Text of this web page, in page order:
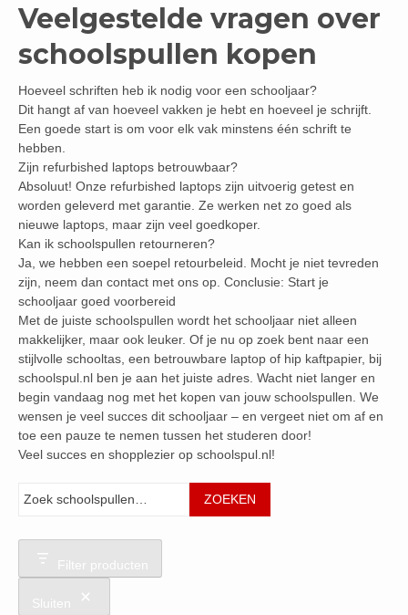
Veelgestelde vragen over
schoolspullen kopen
Hoeveel schriften heb ik nodig voor een schooljaar?
Dit hangt af van hoeveel vakken je hebt en hoeveel je schrijft.
Een goede start is om voor elk vak minstens één schrift te
hebben.
Zijn refurbished laptops betrouwbaar?
Absoluut! Onze refurbished laptops zijn uitvoerig getest en
worden geleverd met garantie. Ze werken net zo goed als
nieuwe laptops, maar zijn veel goedkoper.
Kan ik schoolspullen retourneren?
Ja, we hebben een soepel retourbeleid. Mocht je niet tevreden
zijn, neem dan contact met ons op. Conclusie: Start je
schooljaar goed voorbereid
Met de juiste schoolspullen wordt het schooljaar niet alleen
makkelijker, maar ook leuker. Of je nu op zoek bent naar een
stijlvolle schooltas, een betrouwbare laptop of hip kaftpapier, bij
schoolspul.nl ben je aan het juiste adres. Wacht niet langer en
begin vandaag nog met het kopen van jouw schoolspullen. We
wensen je veel succes dit schooljaar – en vergeet niet om af en
toe een pauze te nemen tussen het studeren door!
Veel succes en shopplezier op schoolspul.nl!
ZOEKEN
Filter producten
Sluiten